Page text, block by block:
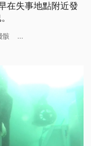
在失事地點附近發
骸 ...